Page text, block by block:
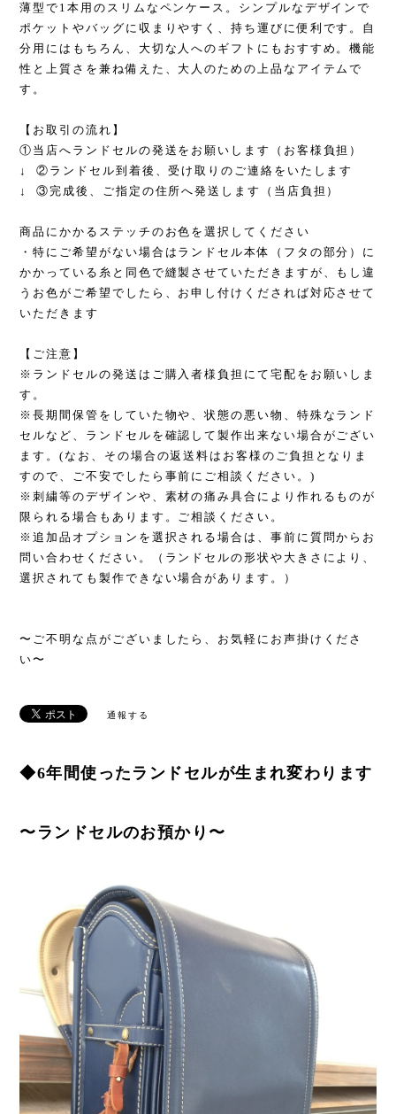
薄型で1本用のスリムなペンケース。シンプルなデザインで
ポケットやバッグに収まりやすく、持ち運びに便利です。自
分用にはもちろん、大切な人へのギフトにもおすすめ。機能
性と上質さを兼ね備えた、大人のための上品なアイテムで
す。
【お取引の流れ】
①当店へランドセルの発送をお願いします（お客様負担）
↓ ②ランドセル到着後、受け取りのご連絡をいたします
↓ ③完成後、ご指定の住所へ発送します（当店負担）
商品にかかるステッチのお色を選択してください
・特にご希望がない場合はランドセル本体（フタの部分）に
かかっている糸と同色で縫製させていただきますが、もし違
うお色がご希望でしたら、お申し付けくだされば対応させて
いただきます
【ご注意】
※ランドセルの発送はご購入者様負担にて宅配をお願いしま
す。
※長期間保管をしていた物や、状態の悪い物、特殊なランド
セルなど、ランドセルを確認して製作出来ない場合がござい
ます。(なお、その場合の返送料はお客様のご負担となりま
すので、ご不安でしたら事前にご相談ください。)
※刺繍等のデザインや、素材の痛み具合により作れるものが
限られる場合もあります。ご相談ください。
※追加品オプションを選択される場合は、事前に質問からお
問い合わせください。（ランドセルの形状や大きさにより、
選択されても製作できない場合があります。）
〜ご不明な点がございましたら、お気軽にお声掛けくださ
い〜
通報する
◆6年間使ったランドセルが生まれ変わります
〜ランドセルのお預かり〜